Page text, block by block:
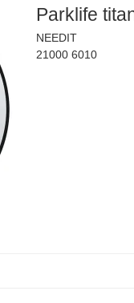
Parklife
NEEDIT
21000 6010